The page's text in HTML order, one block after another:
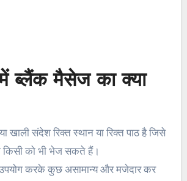
में ब्लैंक मैसेज का क्या
खाली संदेश रिक्त स्थान या रिक्त पाठ है जिसे
किसी को भी भेज सकते हैं।
करके कुछ असामान्य और मजेदार कर